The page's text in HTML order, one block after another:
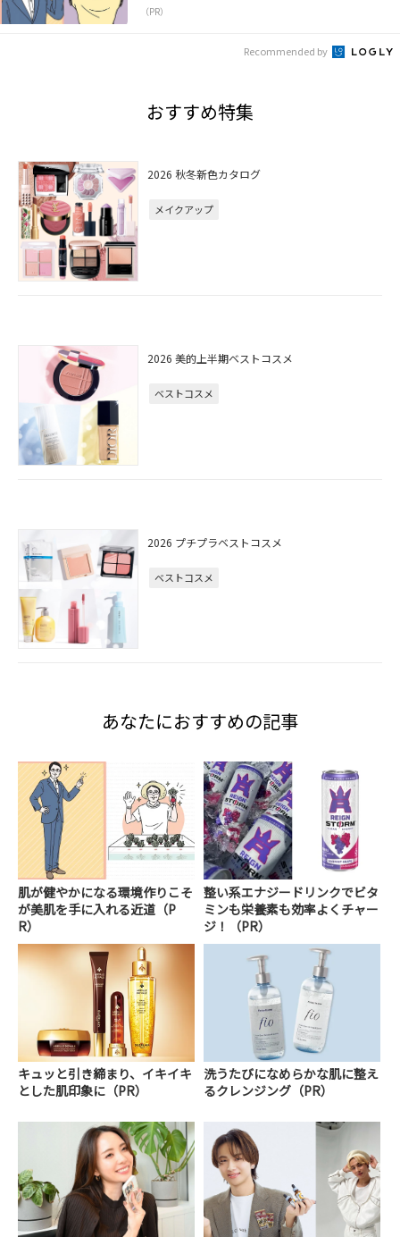
（PR）
Recommended by
おすすめ特集
2026 秋冬新色カタログ
メイクアップ
2026 美的上半期ベストコスメ
ベストコスメ
2026 プチプラベストコスメ
ベストコスメ
あなたにおすすめの記事
肌が健やかになる環境作りこそ
が美肌を手に入れる近道（P
R）
整い系エナジードリンクでビタ
ミンも栄養素も効率よくチャー
ジ！（PR）
キュッと引き締まり、イキイキ
とした肌印象に（PR）
洗うたびになめらかな肌に整え
るクレンジング（PR）